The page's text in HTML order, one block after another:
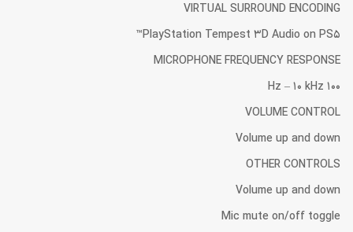
VIRTUAL SURROUND ENCODING
PlayStation Tempest 3D Audio on PS5™
MICROPHONE FREQUENCY RESPONSE
100 Hz – 10 kHz
VOLUME CONTROL
Volume up and down
OTHER CONTROLS
Volume up and down
Mic mute on/off toggle